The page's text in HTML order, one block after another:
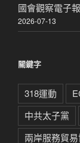
國會觀察電子
2026-07-13
關鍵字
318運動
中共太子黨
兩岸服務貿